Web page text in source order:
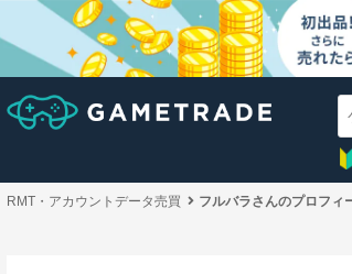
RMT・アカウントデータ売買 フルバラさんのプロフィ